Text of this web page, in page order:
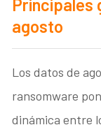
Principales
agosto
Los datos de
ransomware
dinámica entre